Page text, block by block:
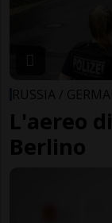
RUSSIA /
L'aereo
Berlino